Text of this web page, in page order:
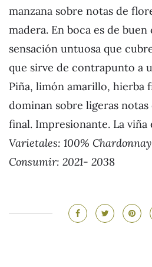
manzana sobre notas de
madera. En boca es de
sensación untuosa que
que sirve de contrapunto a
Piña, limón amarillo, hierba
dominan sobre ligeras notas
final. Impresionante. La viña
Varietales: 100% Chardonnay
Consumir: 2021- 2038